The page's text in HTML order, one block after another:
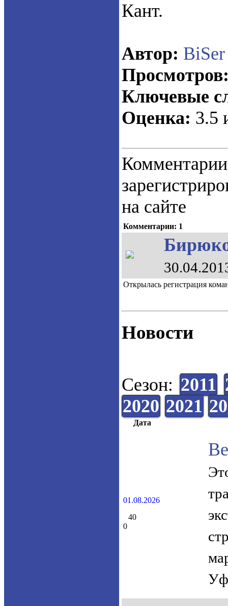
Кант.
Автор: BiSer
Ключевые
Оценка: 3.5
на сайте
Комментарии: 1
Открылась регистрация
Новости
Сезон: 2011
2020 2021
Дата
01.08.2026
40
0